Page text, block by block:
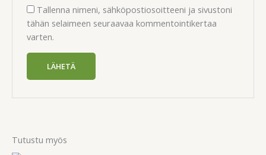
Tallenna nimeni, sähköpostiosoitteeni ja sivustoni
tähän selaimeen seuraavaa kommentointikertaa
varten.
Tutustu myös